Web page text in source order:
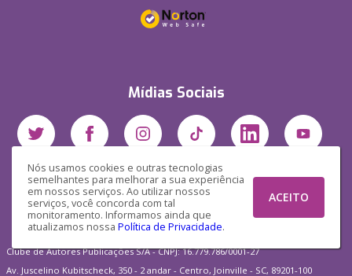
Nós usamos cookies e outras tecnologias
semelhantes para melhorar a sua experiência
em nossos serviços. Ao utilizar nossos
serviços, você concorda com tal
monitoramento. Informamos ainda que
atualizamos nossa Política de Privacidade.
ACEITO
Mídias Sociais
Clube de Autores Publicações S/A - CNPJ: 16.779.786/0001-27
Av. Juscelino Kubitscheck, 350 - 2 andar - Centro, Joinville - SC, 89201-100